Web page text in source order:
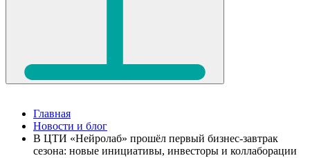
Главная
Новости и блог
В ЦТИ «Нейролаб» прошёл первый бизнес-завтрак
сезона: новые инициативы, инвесторы и коллаборации